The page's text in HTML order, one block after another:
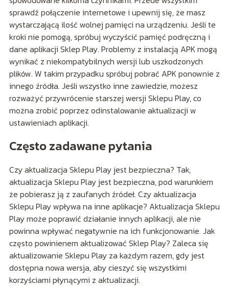
sprawdź połączenie internetowe i upewnij się, że masz
wystarczającą ilość wolnej pamięci na urządzeniu. Jeśli te
kroki nie pomogą, spróbuj wyczyścić pamięć podręczną i
dane aplikacji Sklep Play. Problemy z instalacją APK mogą
wynikać z niekompatybilnych wersji lub uszkodzonych
plików. W takim przypadku spróbuj pobrać APK ponownie z
innego źródła. Jeśli wszystko inne zawiedzie, możesz
rozważyć przywrócenie starszej wersji Sklepu Play, co
można zrobić poprzez odinstalowanie aktualizacji w
ustawieniach aplikacji.
Często zadawane pytania
Czy aktualizacja Sklepu Play jest bezpieczna? Tak,
aktualizacja Sklepu Play jest bezpieczna, pod warunkiem
że pobierasz ją z zaufanych źródeł. Czy aktualizacja
Sklepu Play wpływa na inne aplikacje? Aktualizacja Sklepu
Play może poprawić działanie innych aplikacji, ale nie
powinna wpływać negatywnie na ich funkcjonowanie. Jak
często powinienem aktualizować Sklep Play? Zaleca się
aktualizowanie Sklepu Play za każdym razem, gdy jest
dostępna nowa wersja, aby cieszyć się wszystkimi
korzyściami płynącymi z aktualizacji.